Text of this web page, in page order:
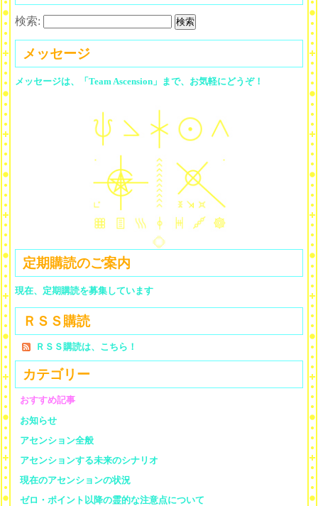
検索:
メッセージ
メッセージは、「Team Ascension」まで、お気軽にどうぞ！
定期購読のご案内
現在、定期購読を募集しています
ＲＳＳ購読
ＲＳＳ購読は、こちら！
カテゴリー
おすすめ記事
お知らせ
アセンション全般
アセンションする未来のシナリオ
現在のアセンションの状況
ゼロ・ポイント以降の霊的な注意点について